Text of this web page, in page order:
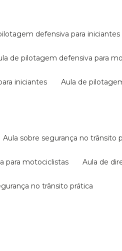
defensiva para iniciantes
de pilotagem defensiva para
iniciantes aula de
aula sobre segurança no trânsito
para motociclistas aula de
no trânsito prática